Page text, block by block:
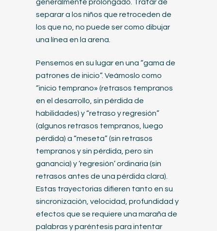
generalmente prolongado. Tratar de
separar a los niños que retroceden de
los que no, no puede ser como dibujar
una línea en la arena.
Pensemos en su lugar en una “gama de
patrones de inicio”. Veámoslo como
“inicio temprano» (retrasos tempranos
en el desarrollo, sin pérdida de
habilidades) y “retraso y regresión”
(algunos retrasos tempranos, luego
pérdida) a “meseta” (sin retrasos
tempranos y sin pérdida, pero sin
ganancia) y ‘regresión’ ordinaria (sin
retrasos antes de una pérdida clara).
Estas trayectorias difieren tanto en su
sincronización, velocidad, profundidad y
efectos que se requiere una maraña de
palabras y paréntesis para intentar